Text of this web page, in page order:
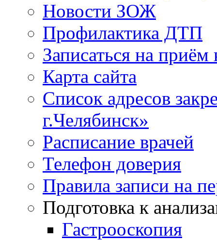
Новости ЗОЖ
Профилактика ДТП
Записаться на приём
Карта сайта
Список адресов
г.Челябинск»
Расписание врачей
Телефон доверия
Правила записи на
Подготовка к
Гастрооскопия